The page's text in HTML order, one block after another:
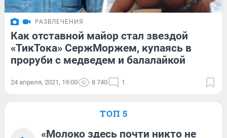
РАЗВЛЕЧЕНИЯ
Как отставной майор стал звездой
«ТикТока» СержМоржем, купаясь в
проруби с медведем и балалайкой
24 апреля, 2021, 19:00 8 740 1
ТОП 5
«Молоко здесь почти никто не